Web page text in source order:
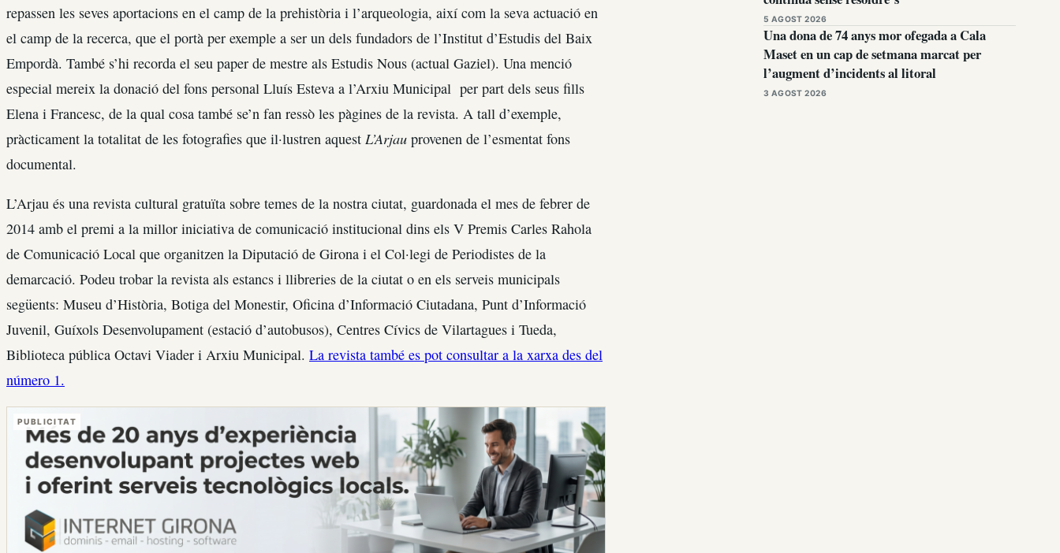
repassen les seves aportacions en el camp de la prehistòria i l’arqueologia, així com la seva actuació en
el camp de la recerca, que el portà per exemple a ser un dels fundadors de l’Institut d’Estudis del Baix
Empordà. També s’hi recorda el seu paper de mestre als Estudis Nous (actual Gaziel). Una menció
especial mereix la donació del fons personal Lluís Esteva a l’Arxiu Municipal per part dels seus fills
Elena i Francesc, de la qual cosa també se’n fan ressò les pàgines de la revista. A tall d’exemple,
pràcticament la totalitat de les fotografies que il·lustren aquest L’Arjau provenen de l’esmentat fons
documental.
L’Arjau és una revista cultural gratuïta sobre temes de la nostra ciutat, guardonada el mes de febrer de
2014 amb el premi a la millor iniciativa de comunicació institucional dins els V Premis Carles Rahola
de Comunicació Local que organitzen la Diputació de Girona i el Col·legi de Periodistes de la
demarcació. Podeu trobar la revista als estancs i llibreries de la ciutat o en els serveis municipals
següents: Museu d’Història, Botiga del Monestir, Oficina d’Informació Ciutadana, Punt d’Informació
Juvenil, Guíxols Desenvolupament (estació d’autobusos), Centres Cívics de Vilartagues i Tueda,
Biblioteca pública Octavi Viader i Arxiu Municipal. La revista també es pot consultar a la xarxa des del
número 1.
PUBLICITAT
5 AGOST 2026
Una dona de 74 anys mor ofegada a Cala
Maset en un cap de setmana marcat per
l’augment d’incidents al litoral
3 AGOST 2026